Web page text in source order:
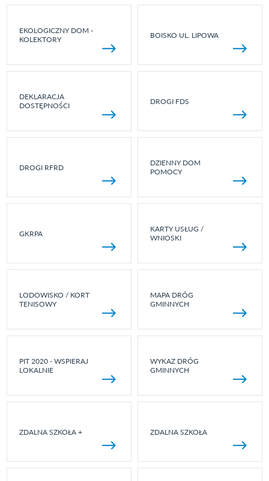
EKOLOGICZNY DOM -
KOLEKTORY
BOISKO UL. LIPOWA
DEKLARACJA
DOSTĘPNOŚCI
DROGI FDS
DROGI RFRD
DZIENNY DOM
POMOCY
GKRPA
KARTY USŁUG /
WNIOSKI
LODOWISKO / KORT
TENISOWY
MAPA DRÓG
GMINNYCH
PIT 2020 - WSPIERAJ
LOKALNIE
WYKAZ DRÓG
GMINNYCH
ZDALNA SZKOŁA + ZDALNA SZKOŁA